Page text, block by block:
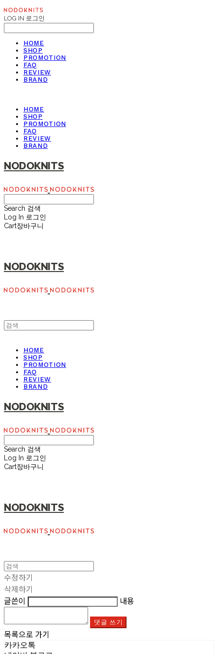
LOG IN 로그인
HOME
SHOP
PROMOTION
FAQ
REVIEW
BRAND
HOME
SHOP
PROMOTION
FAQ
REVIEW
BRAND
NODOKNITS
Search 검색
Log In 로그인
Cart장바구니
NODOKNITS
HOME
SHOP
PROMOTION
FAQ
REVIEW
BRAND
NODOKNITS
Search 검색
Log In 로그인
Cart장바구니
NODOKNITS
수정하기
삭제하기
글쓴이
내용
댓글 쓰기
목록으로 가기
카카오톡